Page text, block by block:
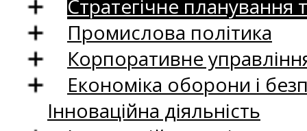
Стратегічне
Промислова політика
Корпоративне
Економіка оборони і
Інноваційна діяльність